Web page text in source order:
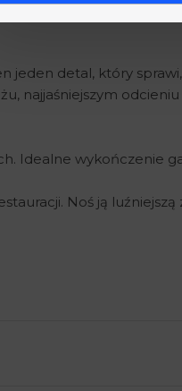
jeden detal, który
najjaśniejszym
Idealne wykończenie
Noś ją luźniejszą